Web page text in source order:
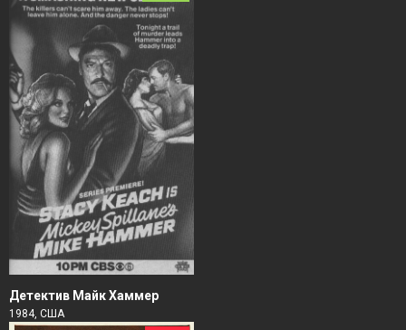
Детектив Майк Хаммер
1984, США